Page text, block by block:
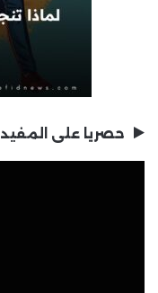
حصريا على المفيد